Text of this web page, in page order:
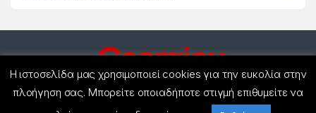
Η ιστοσελίδα μας χρησιμοποιεί cookies για την ευκολία στην
πλοήγηση σας. Μπορείτε οποιαδήποτε στιγμή επιθυμείτε να